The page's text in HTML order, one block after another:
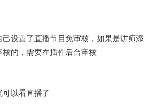
己设置了直播节目免审核，如果是讲师添
核的，需要在插件后台审核
可以看直播了